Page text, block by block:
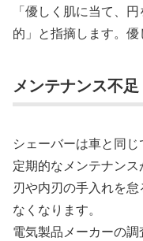
「優しく肌に当て、
的」と指摘します。優
メンテナンス不足
シェーバーは車と同じ
定期的なメンテナンス
刃や内刃の手入れを
なくなります。
電気製品メーカーの調